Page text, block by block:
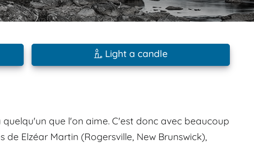
Light a candle
que l'on aime. C'est donc avec beaucoup
Elzéar Martin (Rogersville, New Brunswick),